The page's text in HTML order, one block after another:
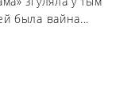
была вайна...